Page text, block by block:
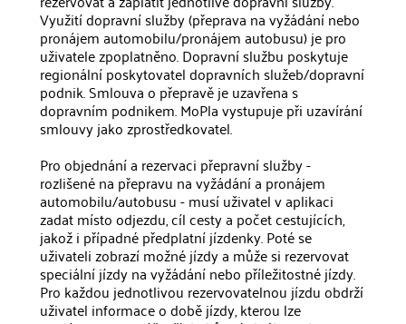
Využití dopravní služby (přeprava na vyžádání nebo
pronájem automobilu/pronájem autobusu) je pro
uživatele zpoplatněno. Dopravní službu poskytuje
regionální poskytovatel dopravních služeb/dopravní
podnik. Smlouva o přepravě je uzavřena s
dopravním podnikem. MoPla vystupuje při uzavírání
smlouvy jako zprostředkovatel.
Pro objednání a rezervaci přepravní služby -
rozlišené na přepravu na vyžádání a pronájem
automobilu/autobusu - musí uživatel v aplikaci
zadat místo odjezdu, cíl cesty a počet cestujících,
jakož i případné předplatní jízdenky. Poté se
uživateli zobrazí možné jízdy a může si rezervovat
speciální jízdy na vyžádání nebo příležitostné jízdy.
Pro každou jednotlivou rezervovatelnou jízdu obdrží
uživatel informace o době jízdy, kterou lze